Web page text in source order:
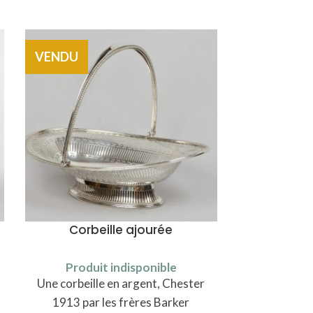
VENDU
Corbeille ajourée
Produit indisponible
Une corbeille en argent, Chester
1913 par les frères Barker